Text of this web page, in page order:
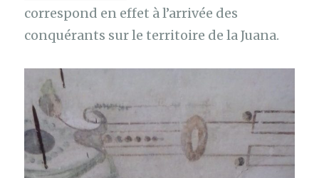
correspond en effet à l’arrivée des
conquérants sur le territoire de la Juana.